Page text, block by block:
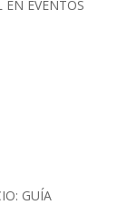
EVENTOS
GUÍA